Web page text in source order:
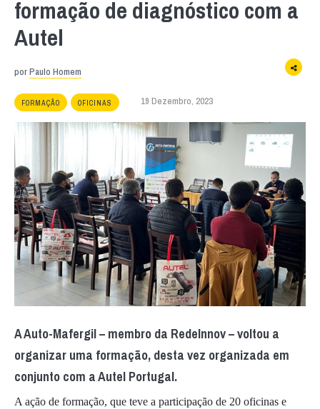
formação de diagnóstico com a
Autel
porPaulo Homem
FORMAÇÃO OFICINAS 19 Dezembro, 2023
A Auto-Mafergil – membro da RedeInnov – voltou a
organizar uma formação, desta vez organizada em
conjunto com a Autel Portugal.
A ação de formação, que teve a participação de 20 oficinas e